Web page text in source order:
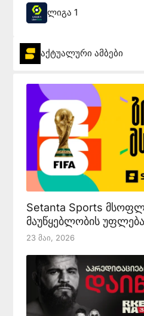
ლიგა 1
აქტუალური ამბები
Setanta Sports
მაუწყებლობის
23 Მაი, 2026